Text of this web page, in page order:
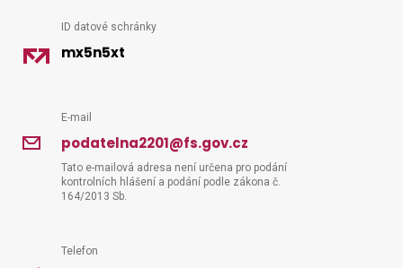
ID datové schránky
mx5n5xt
E-mail
podatelna2201@fs.gov.cz
Tato e-mailová adresa není určena pro podání
kontrolních hlášení a podání podle zákona č.
164/2013 Sb.
Telefon